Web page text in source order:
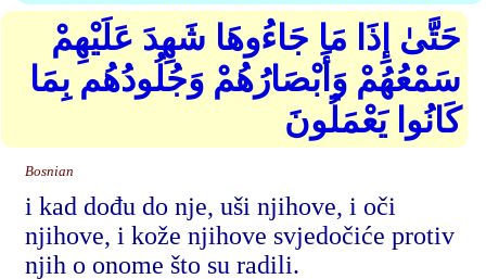
حَتَّىٰ إِذَا مَا جَاءُوهَا شَهِدَ عَلَيْهِمْ
سَمْعُهُمْ وَأَبْصَارُهُمْ وَجُلُودُهُم بِمَا
كَانُوا يَعْمَلُونَ
Bosnian
i kad dođu do nje, uši njihove, i oči
njihove, i kože njihove svjedočiće protiv
njih o onome što su radili.